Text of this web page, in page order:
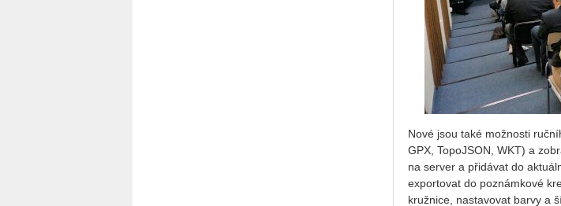
Nové jsou také možnosti
GPX, TopoJSON, WKT) a
na server a přidávat do
exportovat do poznámkové
kružnice, nastavovat barvy a